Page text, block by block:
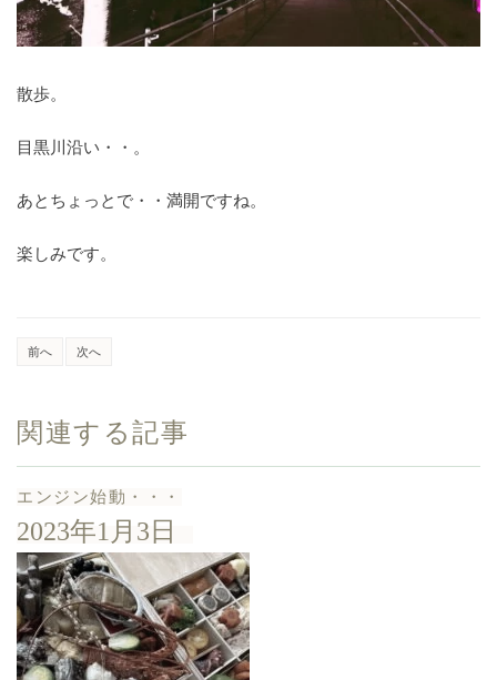
散歩。
目黒川沿い・・。
あとちょっとで・・満開ですね。
楽しみです。
前へ 次へ
関連する記事
エンジン始動・・・
2023年1月3日